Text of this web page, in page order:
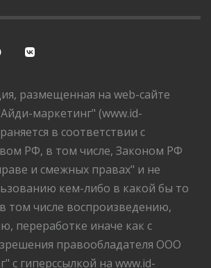
размещенная на web-сайте
маркетинг" (www.id-
в соответствии с
РФ, в том числе, Законом РФ
и смежных правах" и не
кем-либо в какой бы то
том числе воспроизведению,
переработке иначе как с
правообладателя ООО
с гиперссылкой на www.id-